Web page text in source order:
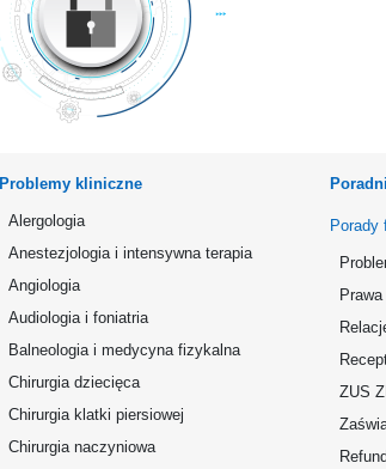
Problemy kliniczne
Alergologia
Anestezjologia i intensywna terapia
Angiologia
Audiologia i foniatria
Balneologia i medycyna fizykalna
Chirurgia dziecięca
Chirurgia klatki piersiowej
Chirurgia naczyniowa
Porady
ZUS